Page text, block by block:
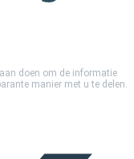
doen om de informatie
manier met u te delen.